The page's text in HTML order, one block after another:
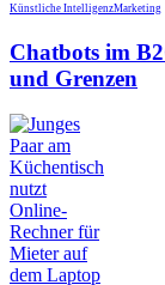
Künstliche IntelligenzMarketing
Chatbots im
und Grenzen